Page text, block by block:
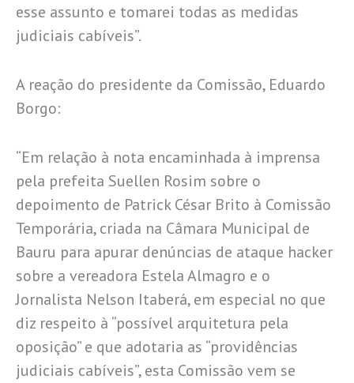
esse assunto e tomarei todas as medidas
judiciais cabíveis”.
A reação do presidente da Comissão, Eduardo
Borgo:
“Em relação à nota encaminhada à imprensa
pela prefeita Suellen Rosim sobre o
depoimento de Patrick César Brito à Comissão
Temporária, criada na Câmara Municipal de
Bauru para apurar denúncias de ataque hacker
sobre a vereadora Estela Almagro e o
Jornalista Nelson Itaberá, em especial no que
diz respeito à “possível arquitetura pela
oposição” e que adotaria as “providências
judiciais cabíveis”, esta Comissão vem se